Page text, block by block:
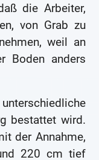
die Arbeiter,
von Grab zu
weil an
Boden anders
bestattet wird.
der Annahme,
220 cm tief